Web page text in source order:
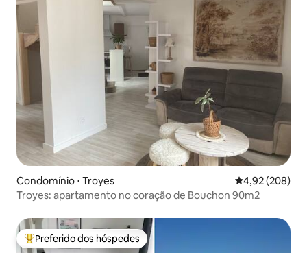
Condomínio ⋅ Troyes 4,92 de uma
4,92 (208)
Troyes: apartamento no coração de Bouchon 90m2
Entre os melhores preferidos dos hóspedes
Preferido dos hóspedes